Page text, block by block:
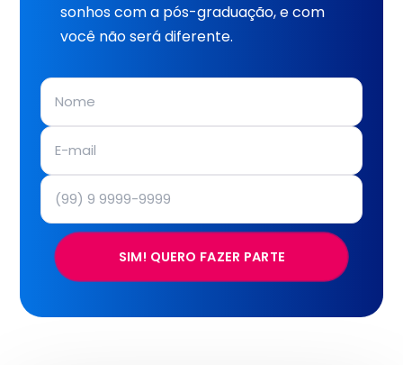
sonhos com a pós-graduação, e com
você não será diferente.
SIM! QUERO FAZER PARTE